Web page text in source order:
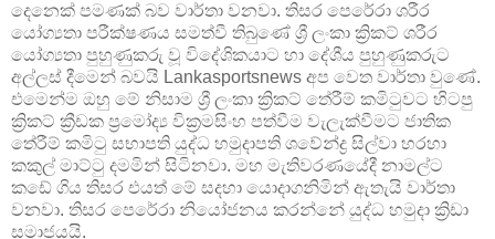
දෙනෙක් පමණක් බව වාර්තා වනවා. තිසර පෙරේරා ශරීර
යෝග්‍යතා පරීක්ෂණය සමත්වී තිබුණේ ශ්‍රී ලංකා ක්‍රිකට් ශරීර
යෝග්‍යතා පුහුණුකරු වූ විදේශිකයාට හා දේශීය පුහුණුකරුට
අල්ලස් දීමෙන් බවයි Lankasportsnews අප වෙත වාර්තා වුණේ.
එමෙන්ම ඔහු මේ නිසාම ශ්‍රී ලංකා ක්‍රිකට් තේරීම් කමිටුවට හිටපු
ක්‍රිකට් ක්‍රීඩක ප්‍රමෝද්‍ය වික්‍රමසිංහ පත්වීම වැලැක්වීමට ජාතික
තේරීම් කමිටු සභාපති යුද්ධ හමුදාපති ශවේන්ද්‍ර සිල්වා හරහා
කකුල් මාට්ටු දමමින් සිටිනවා. මහ මැතිවරණයේදී නාමල්ට
කඩේ ගිය තිසර එයත් මේ සදහා යොදාගනිමින් ඇතැයි වාර්තා
වනවා. තිසර පෙරේරා නියෝජනය කරන්නේ යුද්ධ හමුදා ක්‍රිඩා
සමාජයයි.